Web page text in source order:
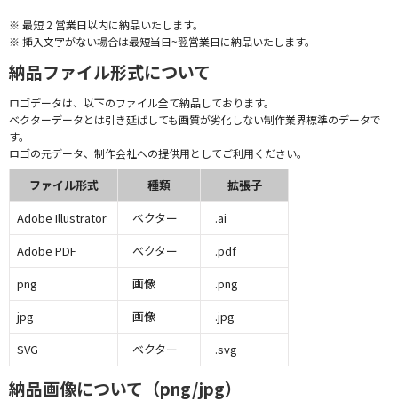
※ 最短 2 営業日以内に納品いたします。
※ 挿入文字がない場合は最短当日~翌営業日に納品いたします。
納品ファイル形式について
ロゴデータは、以下のファイル全て納品しております。
ベクターデータとは引き延ばしても画質が劣化しない制作業界標準のデータで
す。
ロゴの元データ、制作会社への提供用としてご利用ください。
ファイル形式 種類
拡張子
Adobe Illustrator
ベクター
.ai
Adobe PDF
ベクター
.pdf
png
画像
.png
jpg
画像
.jpg
SVG
ベクター .svg
納品画像について（png/jpg）